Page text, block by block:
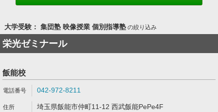
大学受験： 集団塾 映像授業 個別指導塾の絞り込み
栄光ゼミナール
飯能校
042-972-8211
埼玉県飯能市仲町11-12 西武飯能PePe4F